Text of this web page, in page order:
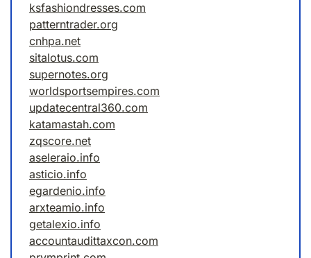
ksfashiondresses.com
patterntrader.org
cnhpa.net
sitalotus.com
supernotes.org
worldsportsempires.com
updatecentral360.com
katamastah.com
zqscore.net
aseleraio.info
asticio.info
egardenio.info
arxteamio.info
getalexio.info
accountaudittaxcon.com